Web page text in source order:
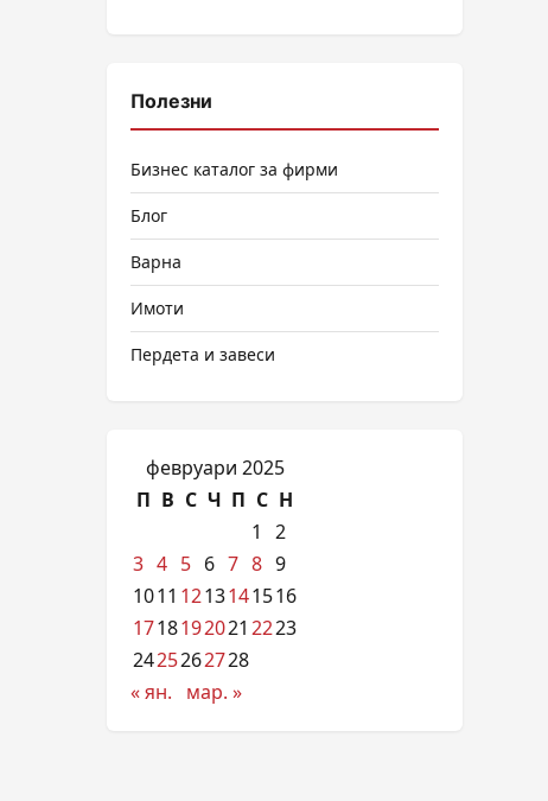
Полезни
Бизнес каталог за фирми
Блог
Варна
Имоти
Пердета и завеси
февруари 2025
П В С Ч П С Н
1
2
3 4 5 6 7 8 9
1011 1213141516
1718192021 2223
2425262728
« ян.
мар. »